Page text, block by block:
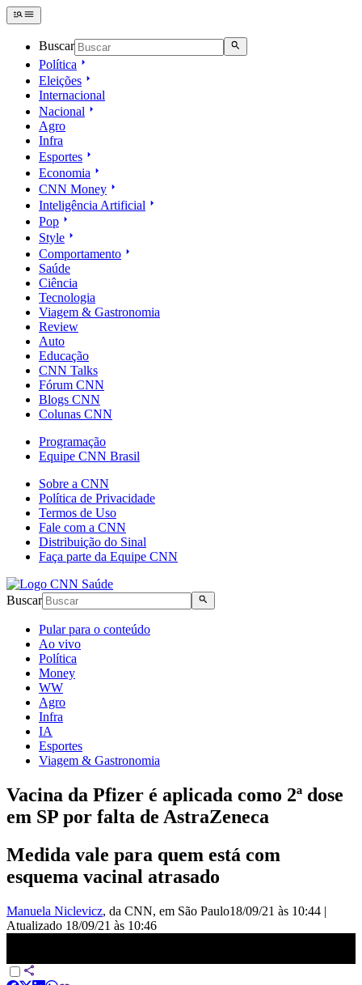
Buscar
Política
Eleições
Internacional
Nacional
Agro
Infra
Esportes
Economia
CNN Money
Inteligência Artificial
Pop
Style
Comportamento
Saúde
Ciência
Tecnologia
Viagem & Gastronomia
Review
Auto
Educação
CNN Talks
Fórum CNN
Blogs CNN
Colunas CNN
Programação
Equipe CNN Brasil
Sobre a CNN
Política de Privacidade
Termos de Uso
Fale com a CNN
Distribuição do Sinal
Faça parte da Equipe CNN
Buscar
Pular para o conteúdo
Ao vivo
Política
Money
WW
Agro
Infra
IA
Esportes
Viagem & Gastronomia
Vacina da Pfizer é aplicada como 2ª dose
em SP por falta de AstraZeneca
Medida vale para quem está com
esquema vacinal atrasado
Manuela Niclevicz, da CNN, em São Paulo18/09/21 às 10:44 |
Atualizado 18/09/21 às 10:46